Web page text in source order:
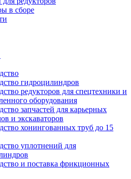
в сборе
гидроцилиндров
редукторов для спецтехники и
оборудования
запчастей для карьерных
и экскаваторов
хонингованных труб до 15
уплотнений для
и поставка фрикционных